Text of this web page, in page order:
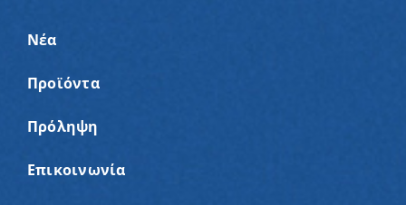
Νέα
Προϊόντα
Πρόληψη
Επικοινωνία